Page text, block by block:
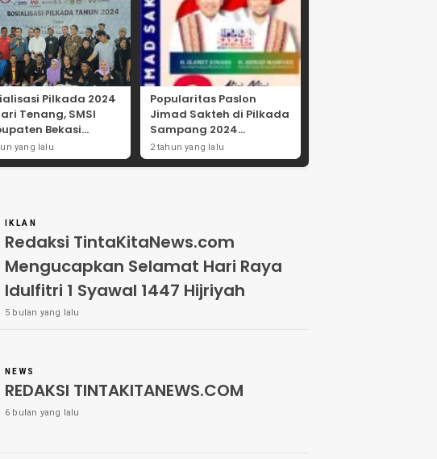
Pilkada 2024
Tenang, SMSI
Bekasi
Angka
Masyarakat
yang lalu
Popularitas Paslon
Jimad Sakteh di Pilkada
Sampang 2024
Didorong Kebijakan
Populis dan Dukungan
2 tahun yang lalu
IKLAN
Redaksi TintaKitaNews.com
Mengucapkan Selamat Hari Raya
Idulfitri 1 Syawal 1447 Hijriyah
5 bulan yang lalu
NEWS
REDAKSI TINTAKITANEWS.COM
6 bulan yang lalu